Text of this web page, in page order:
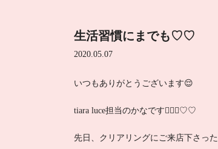
生活習慣にまでも♡♡
2020.05.07
いつもありがとうございます😌
tiara luce担当のかなです‪💇🏻‍♀️♡♡
先日、クリアリングにご来店下さった